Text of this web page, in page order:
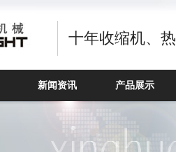
十年收缩机、
新闻资讯 产品展示